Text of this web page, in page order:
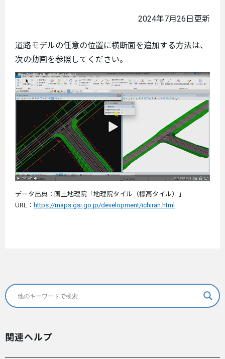
2024年7月26日更新
道路モデルの任意の位置に横断面を追加する方法は、
次の動画を参照してください。
データ出典：国土地理院「地理院タイル（標高タイル）」
URL： https://maps.gsi.go.jp/development/ichiran.html
関連ヘルプ